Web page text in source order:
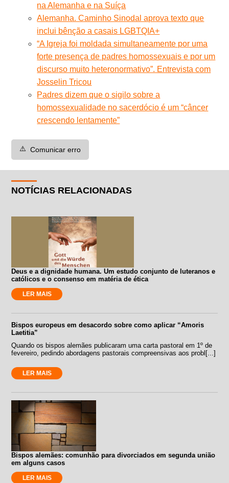
na Alemanha e na Suíça
Alemanha. Caminho Sinodal aprova texto que
inclui bênção a casais LGBTQIA+
“A Igreja foi moldada simultaneamente por uma
forte presença de padres homossexuais e por um
discurso muito heteronormativo”. Entrevista com
Josselin Tricou
Padres dizem que o sigilo sobre a
homossexualidade no sacerdócio é um “câncer
crescendo lentamente”
⚠️ Comunicar erro
NOTÍCIAS RELACIONADAS
Deus e a dignidade humana. Um estudo conjunto de luteranos e
católicos e o consenso em matéria de ética
LER MAIS
Bispos europeus em desacordo sobre como aplicar “Amoris
Laetitia”
Quando os bispos alemães publicaram uma carta pastoral em 1º de
fevereiro, pedindo abordagens pastorais compreensivas aos probl[...]
LER MAIS
Bispos alemães: comunhão para divorciados em segunda união
em alguns casos
LER MAIS